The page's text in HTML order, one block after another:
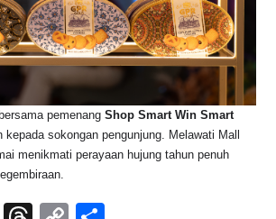
pemenangShop Smart Win Smart
kepada sokongan pengunjung. Melawati Mall
menikmati perayaan hujung tahun penuh